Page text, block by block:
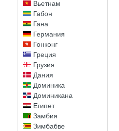
Вьетнам
Габон
Гана
Германия
Гонконг
Греция
Грузия
Дания
Доминика
Доминикана
Египет
Замбия
Зимбабве